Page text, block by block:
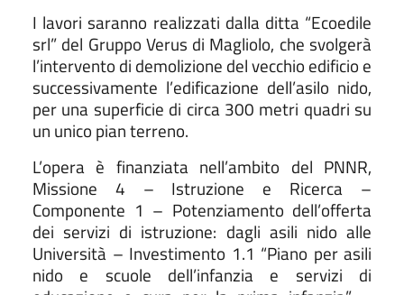
I lavori saranno realizzati dalla ditta “Ecoedile
srl” del Gruppo Verus di Magliolo, che svolgerà
l’intervento di demolizione del vecchio edificio e
successivamente l’edificazione dell’asilo nido,
per una superficie di circa 300 metri quadri su
un unico pian terreno.
L’opera è finanziata nell’ambito del PNNR,
Missione 4 – Istruzione e Ricerca –
Componente 1 – Potenziamento dell’offerta
dei servizi di istruzione: dagli asili nido alle
Università – Investimento 1.1 “Piano per asili
nido e scuole dell’infanzia e servizi di